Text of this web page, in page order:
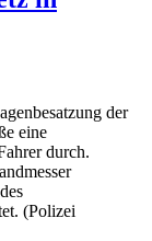
der
eine
durch.
(Polizei